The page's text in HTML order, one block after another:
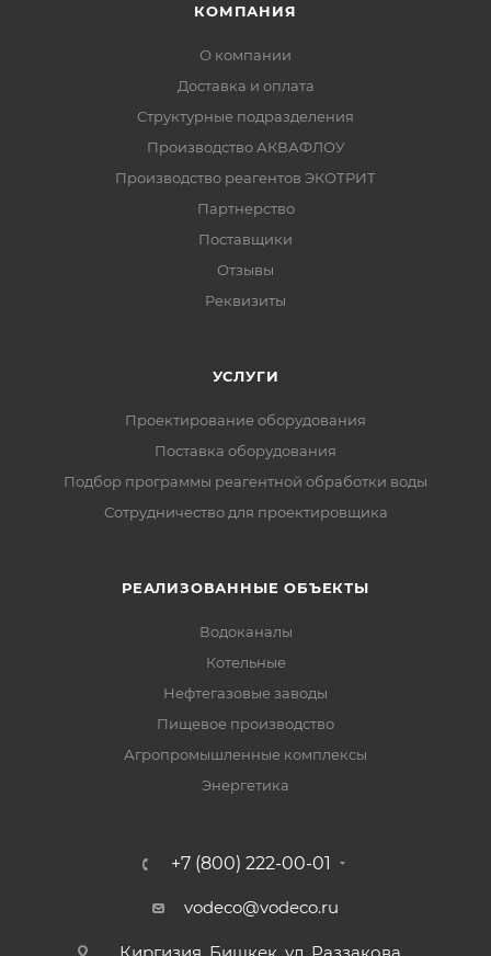
КОМПАНИЯ
О компании
Доставка и оплата
Структурные подразделения
Производство АКВАФЛОУ
Производство реагентов ЭКОТРИТ
Партнерство
Поставщики
Отзывы
Реквизиты
УСЛУГИ
Проектирование оборудования
Поставка оборудования
Подбор программы реагентной обработки воды
Сотрудничество для проектировщика
РЕАЛИЗОВАННЫЕ ОБЪЕКТЫ
Водоканалы
Котельные
Нефтегазовые заводы
Пищевое производство
Агропромышленные комплексы
Энергетика
+7 (800) 222-00-01
vodeco@vodeco.ru